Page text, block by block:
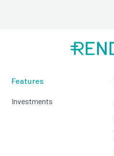
Features
Investments